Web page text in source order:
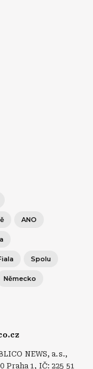
ANO
Spolu
Německo
NEWS, a.s.,
Praha 1, IČ: 225 51